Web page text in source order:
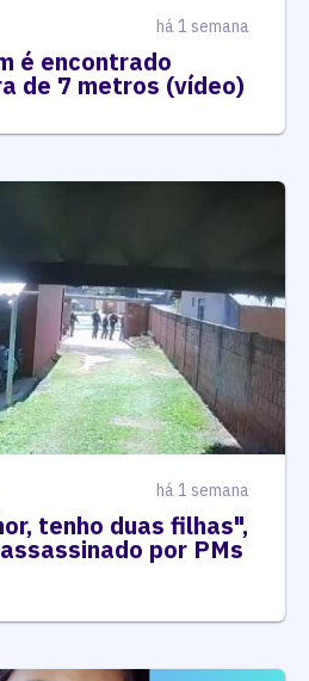
há 1 semana
é encontrado
de 7 metros (vídeo)
há 1 semana
tenho duas filhas",
por PMs